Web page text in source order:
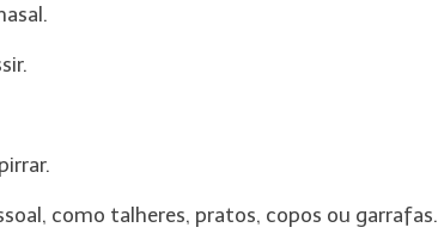
como talheres, pratos, copos ou garrafas.